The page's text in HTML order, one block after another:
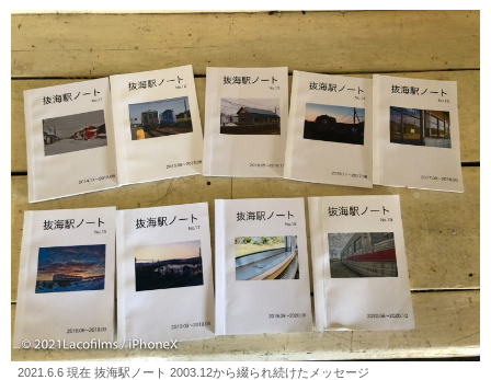
2021.6.6 現在 抜海駅ノート 2003.12から綴られ続けたメッセージ